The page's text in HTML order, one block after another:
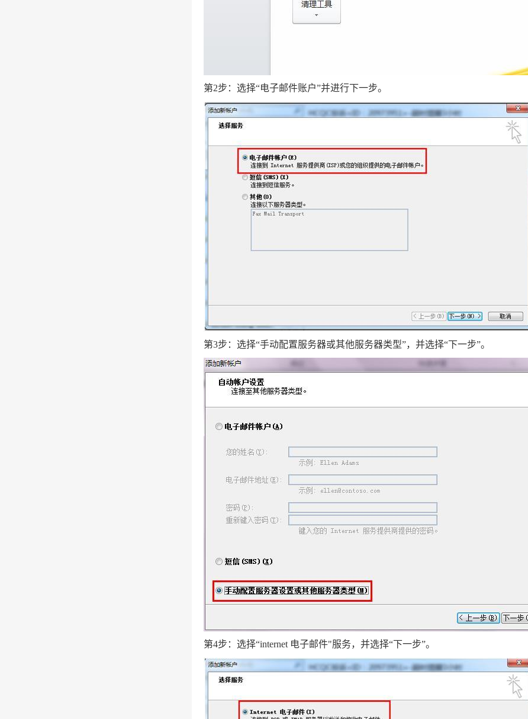
第2步：选择“电子邮件账户”并进行下一步。
第3步：选择“手动配置服务器或其他服务器类型”，并选择“下一步”。
第4步：选择“internet 电子邮件"服务，并选择“下一步”。